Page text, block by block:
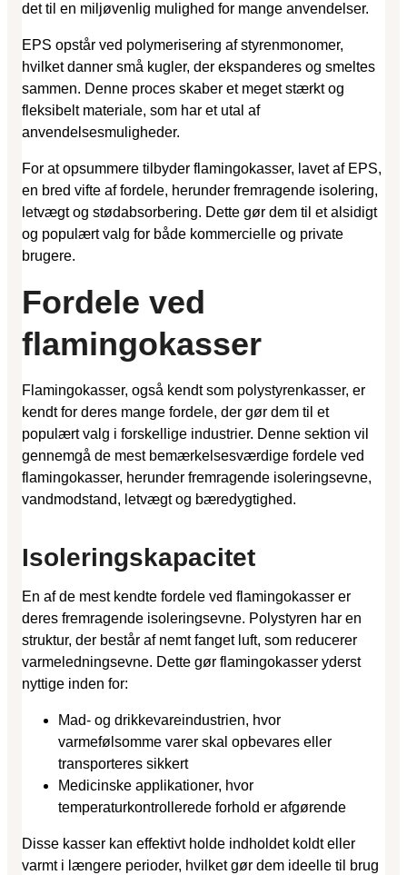
det til en miljøvenlig mulighed for mange anvendelser.
EPS opstår ved polymerisering af styrenmonomer,
hvilket danner små kugler, der ekspanderes og smeltes
sammen. Denne proces skaber et meget stærkt og
fleksibelt materiale, som har et utal af
anvendelsesmuligheder.
For at opsummere tilbyder flamingokasser, lavet af EPS,
en bred vifte af fordele, herunder fremragende isolering,
letvægt og stødabsorbering. Dette gør dem til et alsidigt
og populært valg for både kommercielle og private
brugere.
Fordele ved
flamingokasser
Flamingokasser, også kendt som polystyrenkasser, er
kendt for deres mange fordele, der gør dem til et
populært valg i forskellige industrier. Denne sektion vil
gennemgå de mest bemærkelsesværdige fordele ved
flamingokasser, herunder fremragende isoleringsevne,
vandmodstand, letvægt og bæredygtighed.
Isoleringskapacitet
En af de mest kendte fordele ved flamingokasser er
deres fremragende isoleringsevne. Polystyren har en
struktur, der består af nemt fanget luft, som reducerer
varmeledningsevne. Dette gør flamingokasser yderst
nyttige inden for:
Mad- og drikkevareindustrien, hvor
varmefølsomme varer skal opbevares eller
transporteres sikkert
Medicinske applikationer, hvor
temperaturkontrollerede forhold er afgørende
Disse kasser kan effektivt holde indholdet koldt eller
varmt i længere perioder, hvilket gør dem ideelle til brug